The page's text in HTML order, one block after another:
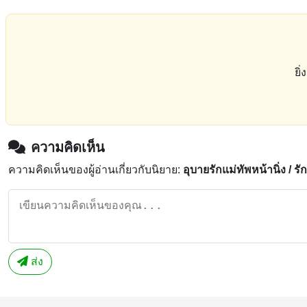
ยิ่
ความคิดเห็น
ความคิดเห็นของผู้อ่านเกี่ยวกับนิยาย: อุบายรักแม่ทัพหน้านิ่ง / รัก
ส่ง